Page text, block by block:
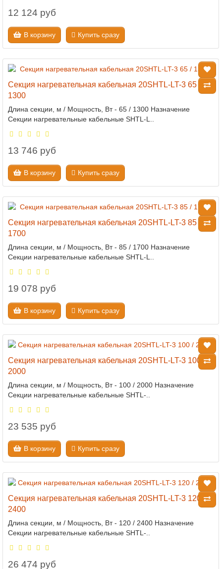
12 124 руб
В корзину Купить сразу
Секция нагревательная кабельная 20SHTL-LT-3 65 /
1300
Длина секции, м / Мощность, Вт - 65 / 1300 Назначение
Секции нагревательные кабельные SHTL-L..
13 746 руб
В корзину Купить сразу
Секция нагревательная кабельная 20SHTL-LT-3 85 /
1700
Длина секции, м / Мощность, Вт - 85 / 1700 Назначение
Секции нагревательные кабельные SHTL-L..
19 078 руб
В корзину Купить сразу
Секция нагревательная кабельная 20SHTL-LT-3 100 /
2000
Длина секции, м / Мощность, Вт - 100 / 2000 Назначение
Секции нагревательные кабельные SHTL-..
23 535 руб
В корзину Купить сразу
Секция нагревательная кабельная 20SHTL-LT-3 120 /
2400
Длина секции, м / Мощность, Вт - 120 / 2400 Назначение
Секции нагревательные кабельные SHTL-..
26 474 руб